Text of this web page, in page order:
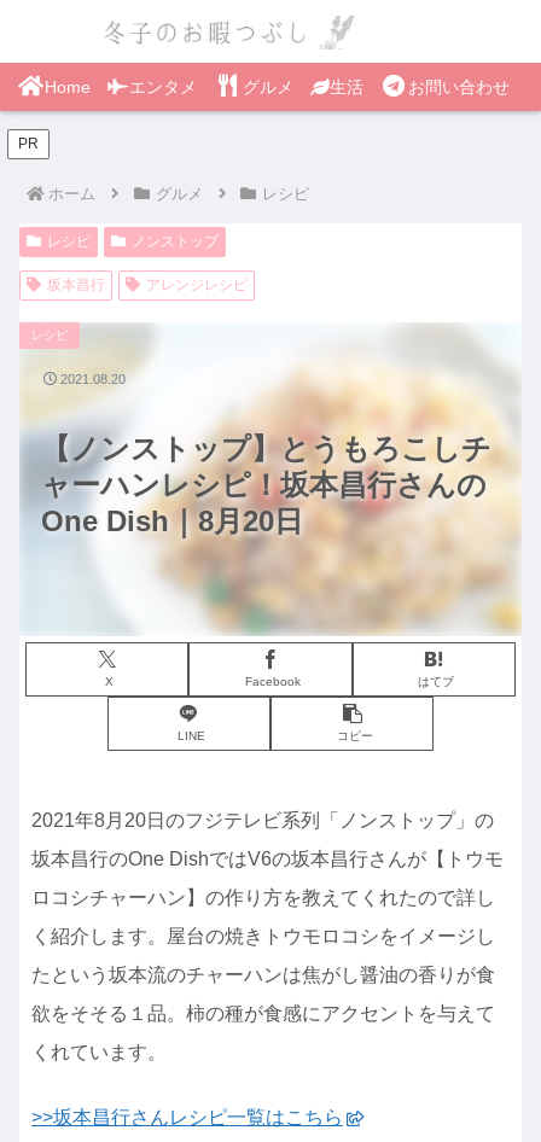
Home エンタメ グルメ 生活 お問い合わせ
PR
ホーム グルメ レシピ
レシピ ノンストップ
坂本昌行 アレンジレシピ
【ノンストップ】とうもろこしチ
ャーハンレシピ！坂本昌行さんの
One Dish｜8月20日
レシピ
X Facebook はてブ
LINE コピー
2021.08.20
2021年8月20日のフジテレビ系列「ノンストップ」の
坂本昌行のOne DishではV6の坂本昌行さんが【トウモ
ロコシチャーハン】の作り方を教えてくれたので詳し
く紹介します。屋台の焼きトウモロコシをイメージし
たという坂本流のチャーハンは焦がし醤油の香りが食
欲をそそる１品。柿の種が食感にアクセントを与えて
くれています。
>>坂本昌行さんレシピ一覧はこちら